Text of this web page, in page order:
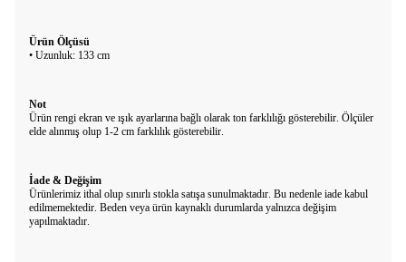
Ürün Ölçüsü
• Uzunluk: 133 cm
Not
Ürün rengi ekran ve ışık ayarlarına bağlı olarak ton farklılığı gösterebilir. Ölçüler
elde alınmış olup 1-2 cm farklılık gösterebilir.
İade & Değişim
Ürünlerimiz ithal olup sınırlı stokla satışa sunulmaktadır. Bu nedenle iade kabul
edilmemektedir. Beden veya ürün kaynaklı durumlarda yalnızca değişim
yapılmaktadır.